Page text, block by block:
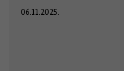
06.11.2025.